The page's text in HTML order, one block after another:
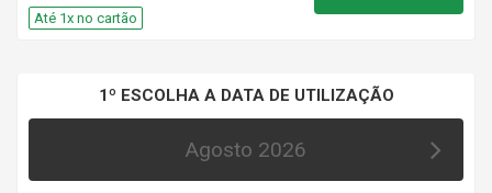
Até 1x no cartão
1º ESCOLHA A DATA DE UTILIZAÇÃO
Agosto 2026